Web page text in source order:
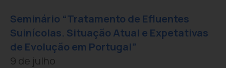
Seminário “Tratamento de Efluentes
Suinícolas. Situação Atual e Expetativas
de Evolução em Portugal”
9 de julho